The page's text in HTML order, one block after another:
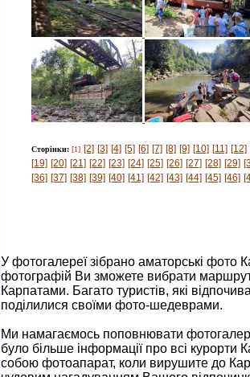
Сторінки: [1] [2] [3] [4] [5] [6] [7] [8] [9] [10] [11] [12]
[19] [20] [21] [22] [23] [24] [25] [26] [27] [28] [29]
[36] [37] [38] [39] [40] [41] [42] [43] [44] [45] [46]
У фотогалереї зібрано аматорські фото
фотографій Ви зможете вибрати
Карпатами. Багато туристів, які
поділилися своїми фото-шедеврами.
Ми намагаємось поповнювати
було більше інформації про всі курорти
собою фотоапарат, коли вирушите до